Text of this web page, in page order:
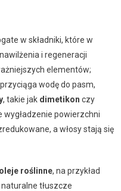
w składniki, które w
i regeneracji
elementów;
wodę do pasm,
, takie jak dimetikon czy
wygładzenie powierzchni
a włosy stają się
oleje roślinne, na przykład
naturalne tłuszcze